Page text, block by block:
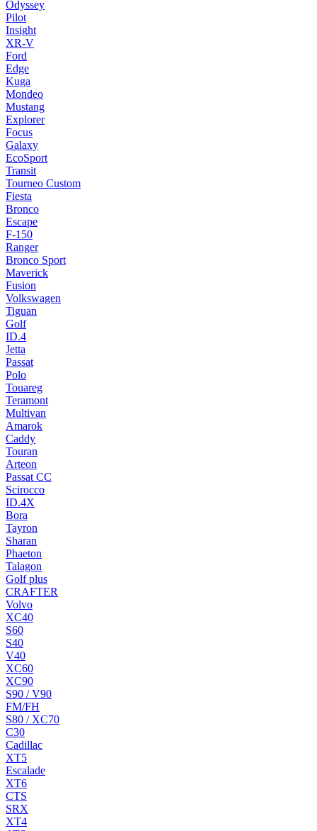
Odyssey
Pilot
Insight
XR-V
Ford
Edge
Kuga
Mondeo
Mustang
Explorer
Focus
Galaxy
EcoSport
Transit
Tourneo Custom
Fiesta
Bronco
Escape
F-150
Ranger
Bronco Sport
Maverick
Fusion
Volkswagen
Tiguan
Golf
ID.4
Jetta
Passat
Polo
Touareg
Teramont
Multivan
Amarok
Caddy
Touran
Arteon
Passat CC
Scirocco
ID.4X
Bora
Tayron
Sharan
Phaeton
Talagon
Golf plus
CRAFTER
Volvo
XC40
S60
S40
V40
XC60
XC90
S90 / V90
FM/FH
S80 / XC70
C30
Cadillac
XT5
Escalade
XT6
CTS
SRX
XT4